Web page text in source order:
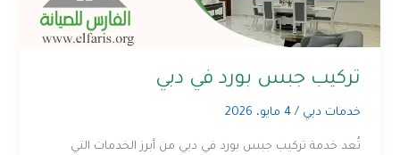
تركيب جبس بورد في دبي
خدمات دبي /4 مايو، 2026
تُعد خدمة تركيب جبس بورد في دبي من أبرز الخدمات التي